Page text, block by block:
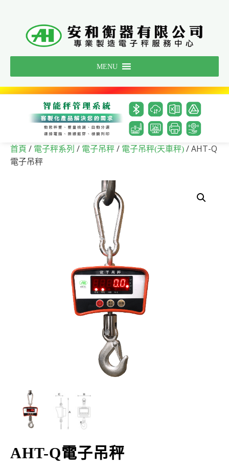
MENU
首頁 / 電子秤系列 / 電子吊秤 / 電子吊秤(天車秤) / AHT-Q
電子吊秤
AHT-Q電子吊秤